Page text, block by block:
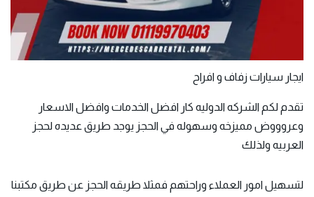
ايجار سيارات زفاف و افراح
تقدم لكم الشركه الدوليه كار افضل الخدمات وافضل الاسعار
وعروووض مميزخه وسهوله في الحجز يوجد طريق عديده لحجز
العربيه ولذلك
لتسهيل امور العملاء وراحتهم فمثلا طريقه الحجز عن طريق مكتبنا